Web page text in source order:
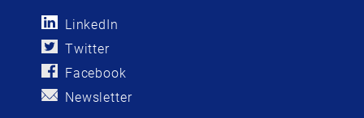
LinkedIn
Twitter
Facebook
Newsletter